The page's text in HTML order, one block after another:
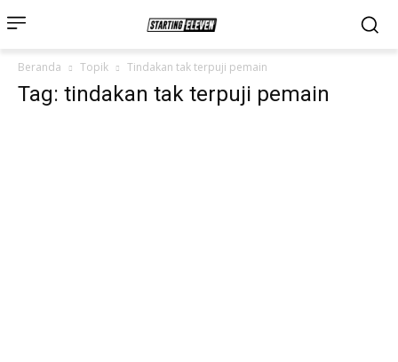
Beranda Topik Tindakan tak terpuji pemain
Tag: tindakan tak terpuji pemain